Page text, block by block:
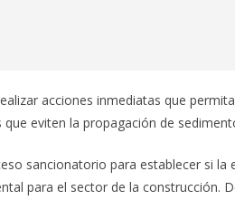
acciones inmediatas que
eviten la propagación de
sancionatorio para establecer si la
para el sector de la construcción.